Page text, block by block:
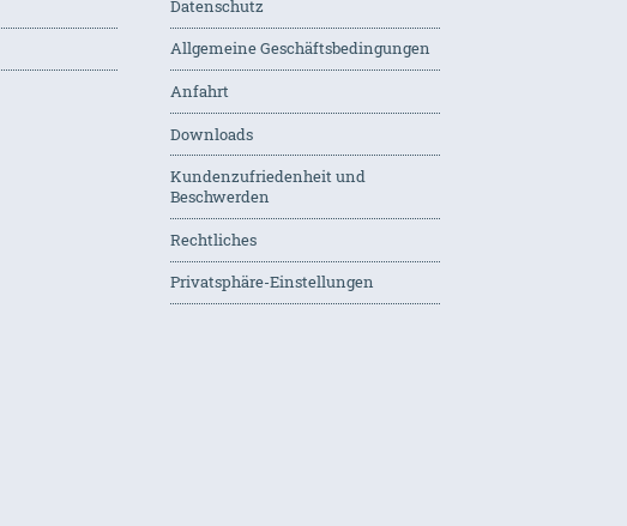
Datenschutz
Allgemeine Geschäftsbedingungen
Anfahrt
Downloads
Kundenzufriedenheit und
Beschwerden
Rechtliches
Privatsphäre-Einstellungen